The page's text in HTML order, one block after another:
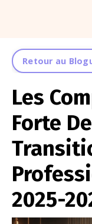
Retour au
Les
Forte
2025-